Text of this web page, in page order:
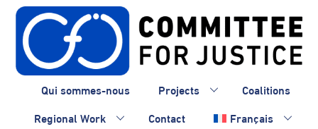
Skip
content
Qui sommes-nous Projects
Coalitions
Regional Work
Contact Français